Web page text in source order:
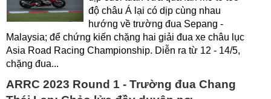
độ châu Á lại có dịp cùng nhau
hướng về trường đua Sepang -
Malaysia; để chứng kiến chặng hai giải đua xe châu lục
Asia Road Racing Championship. Diễn ra từ 12 - 14/5,
chặng đua...
ARRC 2023 Round 1 - Trường đua Chang